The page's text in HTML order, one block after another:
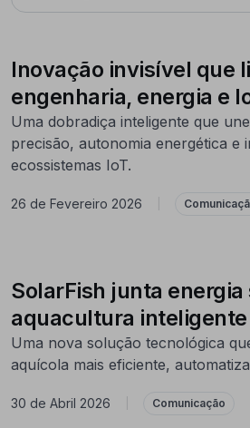
Inovação invisível que
engenharia, energia e
Uma dobradiça inteligente que
precisão, autonomia energética e
ecossistemas IoT.
26 de Fevereiro 2026
SolarFish junta energia
aquacultura inteligente
Uma nova solução tecnológica
aquícola mais eficiente,
30 de Abril 2026 Comunicação